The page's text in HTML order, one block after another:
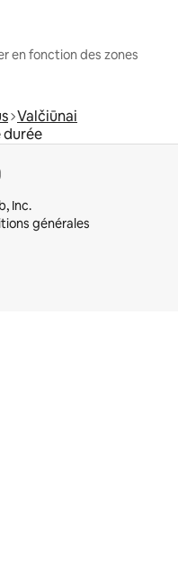
en fonction des zones
Valčiūnai
durée
Inc.
générales